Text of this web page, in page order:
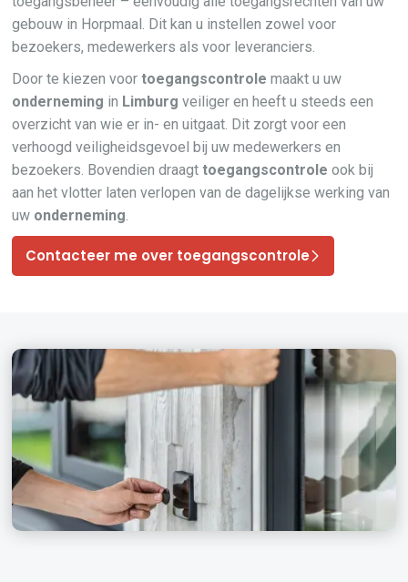
gebouw in Horpmaal. Dit kan u instellen zowel voor
bezoekers, medewerkers als voor leveranciers.
Door te kiezen voortoegangscontrole maakt u uw
onderneming in Limburg veiliger en heeft u steeds een
overzicht van wie er in- en uitgaat. Dit zorgt voor een
verhoogd veiligheidsgevoel bij uw medewerkers en
bezoekers. Bovendien draagttoegangscontrole ook bij
aan het vlotter laten verlopen van de dagelijkse werking van
uw onderneming.
Contacteer me over toegangscontrole